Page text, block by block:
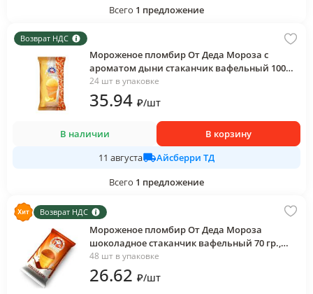
Всего 1 предложение
Возврат НДС
Мороженое пломбир От Деда Мороза с
ароматом дыни стаканчик вафельный 100
гр., флоу-пак
24 шт в упаковке
35.94 ₽/шт
В наличии
В корзину
11 августа
Айсберри ТД
Всего 1 предложение
Возврат НДС
Мороженое пломбир От Деда Мороза
шоколадное стаканчик вафельный 70 гр.,
флоу-пак
48 шт в упаковке
26.62 ₽/шт